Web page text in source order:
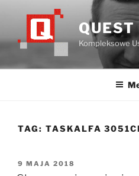
QUEST
Kompleksowe
TAG: TASKALFA 3051CI
OPUBLIKOWANE
W
9 MAJA 2018